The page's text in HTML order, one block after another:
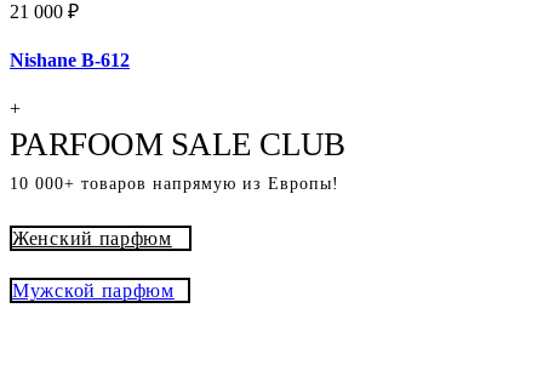
21 000 ₽
Nishane B-612
+
PARFOOM SALE CLUB
10 000+ товаров напрямую из Европы!
Женский парфюм
Мужской парфюм